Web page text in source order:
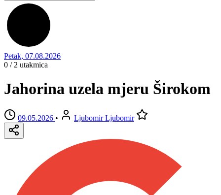
Petak, 07.08.2026
0 / 2 utakmica
Jahorina uzela mjeru Širokom
09.05.2026 • Ljubomir Ljubomir